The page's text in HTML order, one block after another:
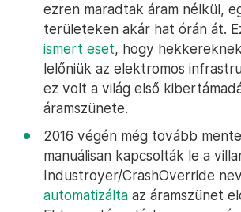
ezren maradtak áram nélkül,
területeken akár hat órán át.
ismert eset, hogy
lelőniük az elektromos
ez volt a világ első
áramszünete.
2016 végén még tovább
manuálisan kapcsolták le a
Industroyer/CrashOverride
automatizálta az áramszünet